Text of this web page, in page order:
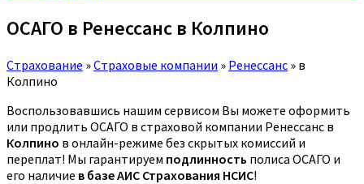
ОСАГО в Ренессанс в Колпино
Страхование »Страховые компании » Ренессанс » в
Колпино
Воспользовавшись нашим сервисом Вы можете оформить
или продлить ОСАГО в страховой компании Ренессанс в
Колпино в онлайн-режиме без скрытых комиссий и
переплат! Мы гарантируем подлинность полиса ОСАГО и
его наличие в базе АИС Страхования НСИС!